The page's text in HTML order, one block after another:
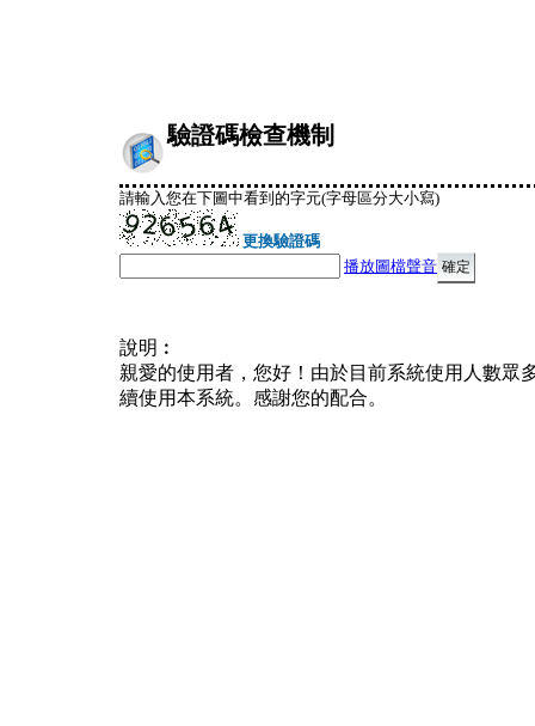
驗證碼檢查機制
請輸入您在下圖中看到的字元(字母區分大小寫)
更換驗證碼
播放圖檔聲音
說明︰
親愛的使用者，您好！由於目前系統使用人數眾
續使用本系統。感謝您的配合。